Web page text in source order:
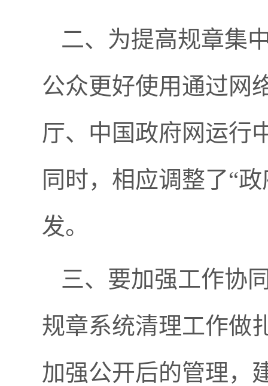
二、为提高规章集
公众更好使用通过网
厅、中国政府网运行
同时，相应调整了“
发。
三、要加强工作协
规章系统清理工作做
加强公开后的管理，